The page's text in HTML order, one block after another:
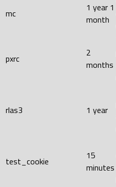
mc
1 year 1
month
pxrc
2
months
rlas3 1 year
test_cookie
15
minutes